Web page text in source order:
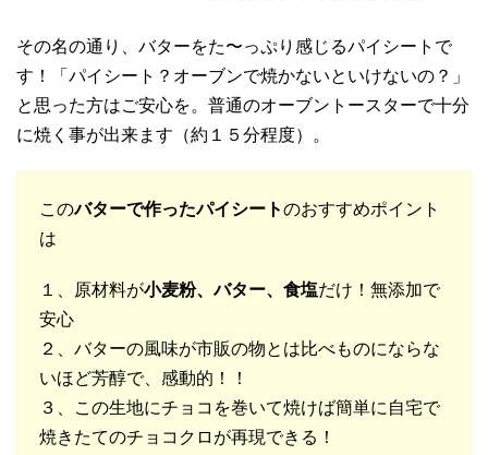
その名の通り、バターをた〜っぷり感じるパイシートで
す！「パイシート？オーブンで焼かないといけないの？」
と思った方はご安心を。普通のオーブントースターで十分
に焼く事が出来ます（約１５分程度）。
このバターで作ったパイシートのおすすめポイント
は
１、原材料が小麦粉、バター、食塩だけ！無添加で
安心
２、バターの風味が市販の物とは比べものにならな
いほど芳醇で、感動的！！
３、この生地にチョコを巻いて焼けば簡単に自宅で
焼きたてのチョコクロが再現できる！